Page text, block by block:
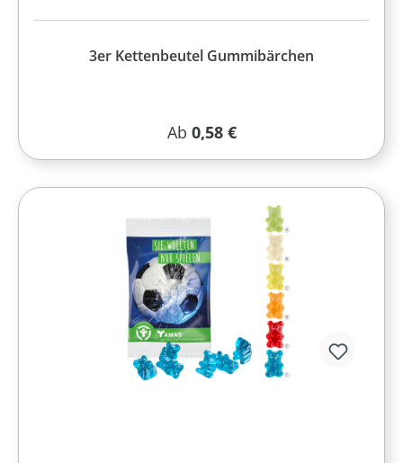
3er Kettenbeutel Gummibärchen
Regulärer Preis:
Ab 0,58 €